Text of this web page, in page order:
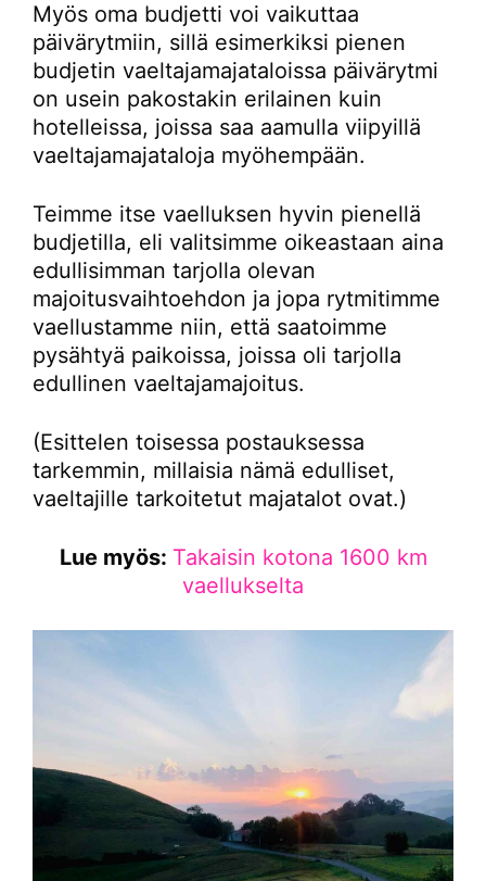
Myös oma budjetti voi vaikuttaa
päivärytmiin, sillä esimerkiksi pienen
budjetin vaeltajamajataloissa päivärytmi
on usein pakostakin erilainen kuin
hotelleissa, joissa saa aamulla viipyillä
vaeltajamajataloja myöhempään.
Teimme itse vaelluksen hyvin pienellä
budjetilla, eli valitsimme oikeastaan aina
edullisimman tarjolla olevan
majoitusvaihtoehdon ja jopa rytmitimme
vaellustamme niin, että saatoimme
pysähtyä paikoissa, joissa oli tarjolla
edullinen vaeltajamajoitus.
(Esittelen toisessa postauksessa
tarkemmin, millaisia nämä edulliset,
vaeltajille tarkoitetut majatalot ovat.)
Lue myös: Takaisin kotona 1600 km
vaellukselta